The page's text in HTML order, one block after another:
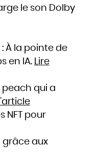
le son Dolby
À la pointe de
en IA.
Lire
peach qui a
NFT pour
grâce aux